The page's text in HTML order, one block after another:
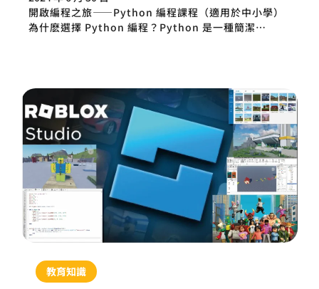
開啟編程之旅——Python 編程課程（適用於中小學）
為什麽選擇 Python 編程？Python 是一種簡潔…
教育知識